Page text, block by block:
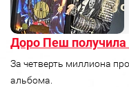
Доро Пеш получила
За четверть миллиона
альбома.